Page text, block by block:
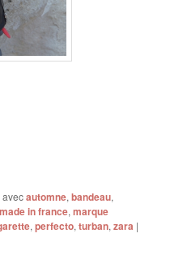
avecautomne,bandeau,
made in france,marque
,perfecto,turban,zara |